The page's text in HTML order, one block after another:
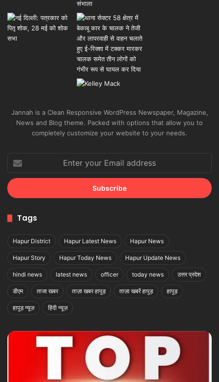
Jannah is a Clean Responsive WordPress Newspaper, Magazine,
News and Blog theme. Packed with options that allow you to
completely customize your website to your needs.
your
Email
address
Tags
Hapur District Hapur Latest News Hapur News
Hapur Story Hapur Today News Hapur Update News
hindi news latest news officer today news उत्तर प्रदेश
डीएम ताजा खबर ताज़ा खबर हापुड़ ताज़ा खबरें हापुड़ हापुड़
हापुड़ न्यूज़ हिंदी न्यूज़